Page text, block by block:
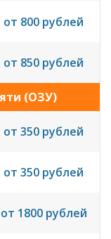
от 800 рублей
от 850 рублей
(ОЗУ)
от 350 рублей
от 350 рублей
от 1800 рублей